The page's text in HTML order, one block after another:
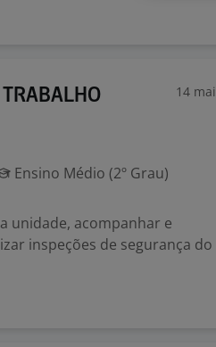
TRABALHO 14 mai
Ensino Médio (2º Grau)
unidade, acompanhar e
inspeções de segurança do